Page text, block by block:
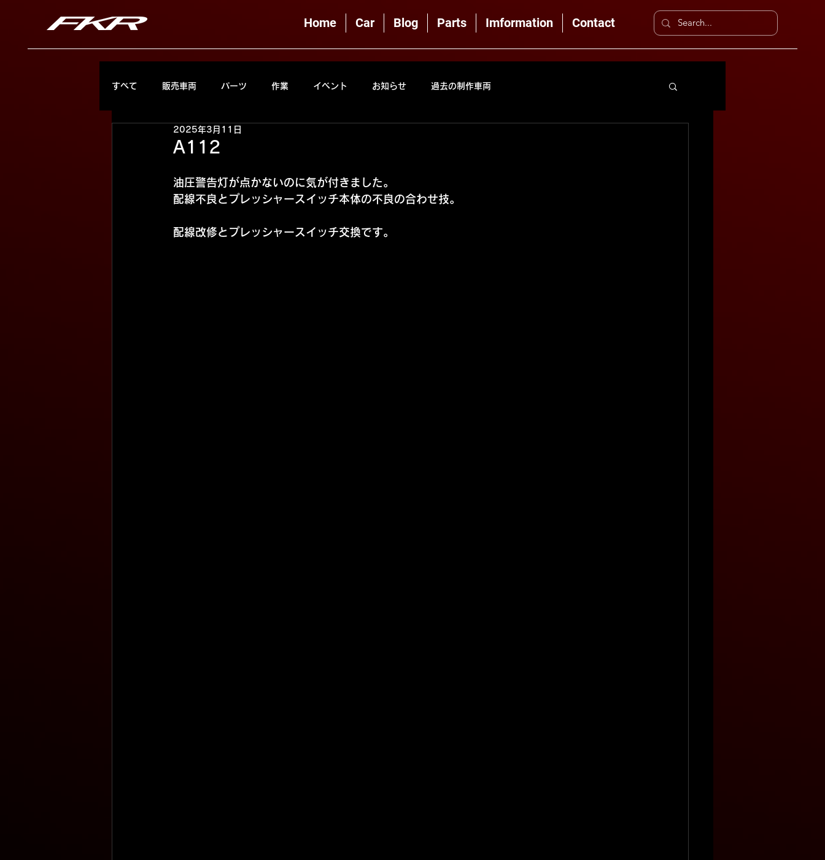
Home Car Blog Parts Imformation Contact
すべて 販売車両 パーツ 作業 イベント お知らせ 過去の制作車両
A112
2025年3月11日
油圧警告灯が点かないのに気が付きました。
配線不良とプレッシャースイッチ本体の不良の合わせ技。
配線改修とプレッシャースイッチ交換です。